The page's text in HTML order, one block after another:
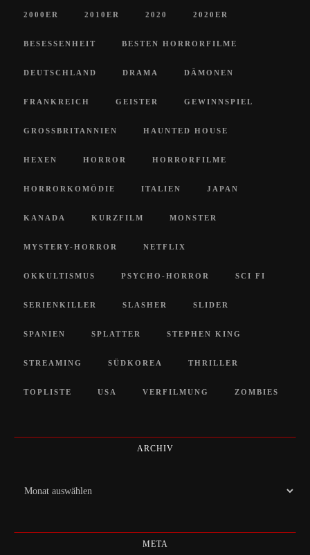
2000ER 2010ER 2020 2020ER
BESESSENHEIT BESTEN HORRORFILME
DEUTSCHLAND DRAMA DÄMONEN
FRANKREICH GEISTER GEWINNSPIEL
GROSSBRITANNIEN HAUNTED HOUSE
HEXEN HORROR HORRORFILME
HORRORKOMÖDIE ITALIEN JAPAN
KANADA KURZFILM MONSTER
MYSTERY-HORROR NETFLIX
OKKULTISMUS PSYCHO-HORROR SCI FI
SERIENKILLER SLASHER SLIDER
SPANIEN SPLATTER STEPHEN KING
STREAMING SÜDKOREA THRILLER
TOPLISTE USA VERFILMUNG ZOMBIES
ARCHIV
Archiv
META